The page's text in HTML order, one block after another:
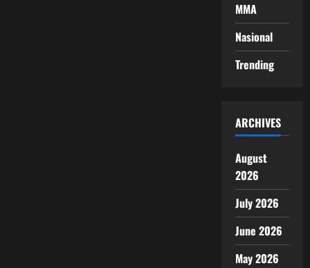
MMA
Nasional
Trending
ARCHIVES
August
2026
July 2026
June 2026
May 2026